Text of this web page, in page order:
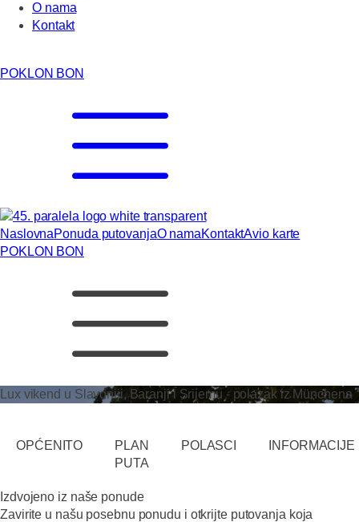
O nama
Kontakt
POKLON BON
NaslovnaPonuda putovanjaO namaKontaktAvio karte
POKLON BON
Lux vikend u Slavoniji, Baranji i Srijemu - polazak iz Münchena
OPĆENITO
PLAN
PUTA
POLASCI INFORMACIJE
Izdvojeno iz naše ponude
Zavirite u našu posebnu ponudu i otkrijte putovanja koja